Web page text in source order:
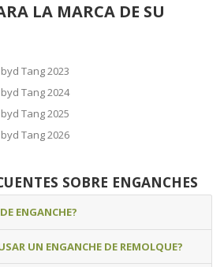
LA MARCA DE SU
Tang 2023
Tang 2024
Tang 2025
Tang 2026
SOBRE ENGANCHES
ENGANCHE?
UN ENGANCHE DE REMOLQUE?